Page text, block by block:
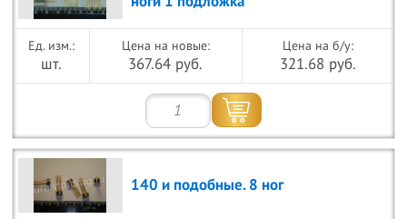
шт.
Цена на новые:
367.64 руб.
Цена на б/у:
321.68 руб.
140 и подобные. 8 ног